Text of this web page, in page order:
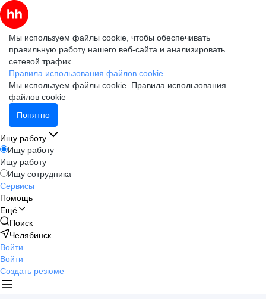
Мы используем файлы cookie, чтобы обеспечивать
правильную работу нашего веб-сайта и анализировать
сетевой трафик.
Правила использования файлов cookie
Мы используем файлы cookie. Правила использования
файлов cookie
Понятно
Ищу работу
Ищу работу
Ищу работу
Ищу сотрудника
Сервисы
Помощь
Ещё
Поиск
Челябинск
Войти
Войти
Создать резюме